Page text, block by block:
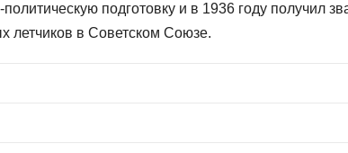
подготовку и в 1936 году получил
летчиков в Советском Союзе.